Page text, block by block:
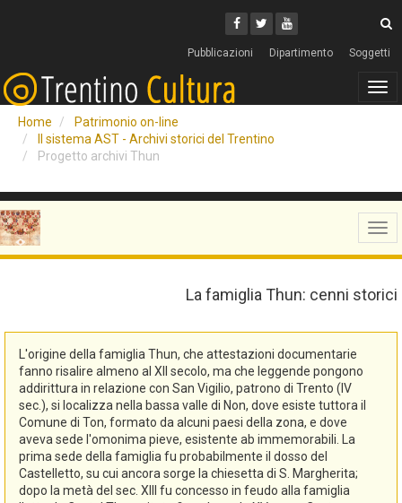
Facebook
Twitter
Youtube
Pubblicazioni Dipartimento Soggetti
Home
Patrimonio on-line
Il sistema AST - Archivi storici del Trentino
Progetto archivi Thun
La famiglia Thun: cenni storici
L'origine della famiglia Thun, che attestazioni documentarie
fanno risalire almeno al XII secolo, ma che leggende pongono
addirittura in relazione con San Vigilio, patrono di Trento (IV
sec.), si localizza nella bassa valle di Non, dove esiste tuttora il
Comune di Ton, formato da alcuni paesi della zona, e dove
aveva sede l'omonima pieve, esistente ab immemorabili. La
prima sede della famiglia fu probabilmente il dosso del
Castelletto, su cui ancora sorge la chiesetta di S. Margherita;
dopo la metà del sec. XIII fu concesso in feudo alla famiglia